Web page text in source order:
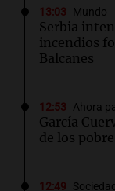
13:03 Mundo
Serbia
incendios
Balcanes
12:53 Ahora
García
de los
12:49 Sociedad